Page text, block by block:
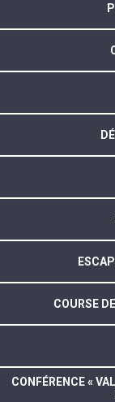
COURSE
CONFÉRENCE «